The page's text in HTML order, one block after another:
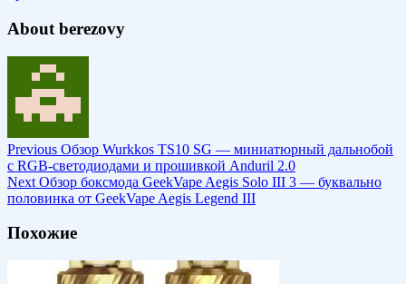
About berezovy
Previous Обзор Wurkkos TS10 SG — миниатюрный дальнобой
с RGB-светодиодами и прошивкой Anduril 2.0
Next Обзор боксмода GeekVape Aegis Solo III 3 — буквально
половинка от GeekVape Aegis Legend III
Похожие